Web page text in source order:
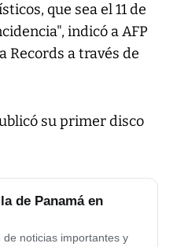
que sea el 11 de
indicó a AFP
Records a través de
su primer disco
de Panamá en
de noticias importantes y